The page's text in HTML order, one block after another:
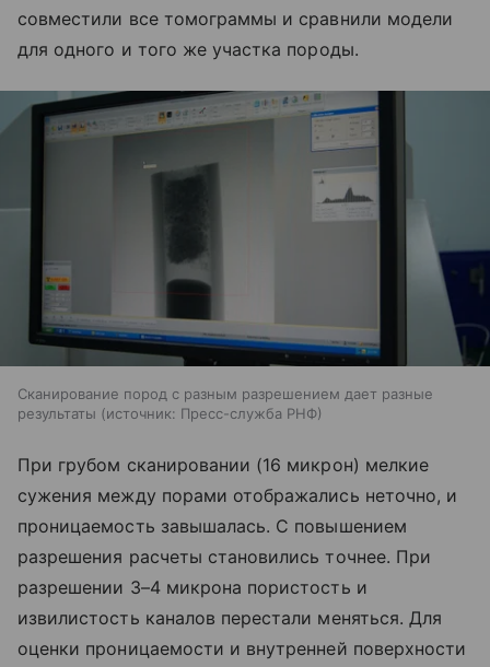
совместили все томограммы и сравнили модели
для одного и того же участка породы.
Сканирование пород с разным разрешением дает разные
результаты
источник: Пресс-служба РНФ
При грубом сканировании (16 микрон) мелкие
сужения между порами отображались неточно, и
проницаемость завышалась. С повышением
разрешения расчеты становились точнее. При
разрешении 3–4 микрона пористость и
извилистость каналов перестали меняться. Для
оценки проницаемости и внутренней поверхности